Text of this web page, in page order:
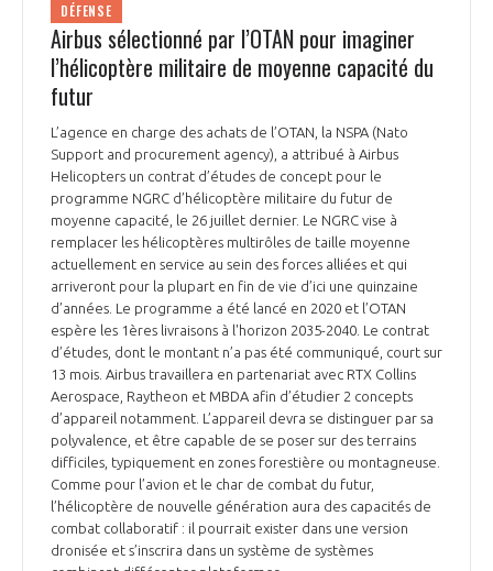
DÉFENSE
Airbus sélectionné par l’OTAN pour imaginer
l’hélicoptère militaire de moyenne capacité du
futur
L’agence en charge des achats de l’OTAN, la NSPA (Nato
Support and procurement agency), a attribué à Airbus
Helicopters un contrat d’études de concept pour le
programme NGRC d’hélicoptère militaire du futur de
moyenne capacité, le 26 juillet dernier. Le NGRC vise à
remplacer les hélicoptères multirôles de taille moyenne
actuellement en service au sein des forces alliées et qui
arriveront pour la plupart en fin de vie d’ici une quinzaine
d’années. Le programme a été lancé en 2020 et l’OTAN
espère les 1ères livraisons à l'horizon 2035-2040. Le contrat
d’études, dont le montant n’a pas été communiqué, court sur
13 mois. Airbus travaillera en partenariat avec RTX Collins
Aerospace, Raytheon et MBDA afin d’étudier 2 concepts
d’appareil notamment. L’appareil devra se distinguer par sa
polyvalence, et être capable de se poser sur des terrains
difficiles, typiquement en zones forestière ou montagneuse.
Comme pour l’avion et le char de combat du futur,
l’hélicoptère de nouvelle génération aura des capacités de
combat collaboratif : il pourrait exister dans une version
dronisée et s’inscrira dans un système de systèmes